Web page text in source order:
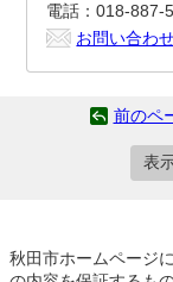
電話：018-
お問い合わ
前のペ
表
秋田市ホームページ